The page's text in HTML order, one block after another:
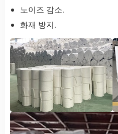
노이즈 감소.
화재 방지.